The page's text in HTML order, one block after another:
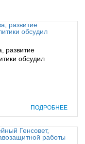
развитие
обсудил
ПОДРОБНЕЕ